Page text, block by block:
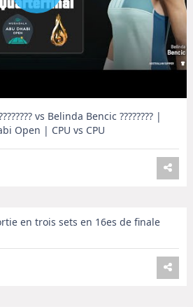
vs Belinda Bencic ???????? |
Open | CPU vs CPU
en trois sets en 16es de finale